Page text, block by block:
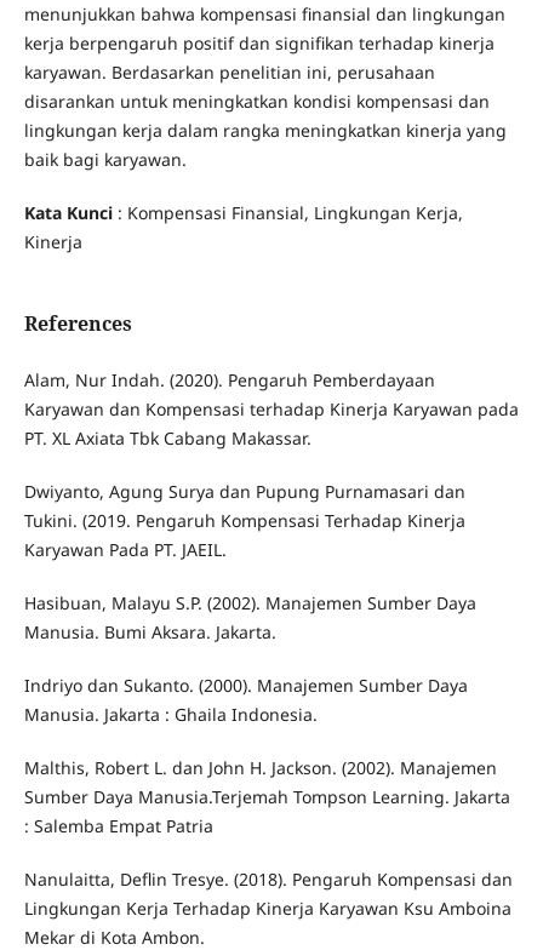
menunjukkan bahwa kompensasi finansial dan lingkungan
kerja berpengaruh positif dan signifikan terhadap kinerja
karyawan. Berdasarkan penelitian ini, perusahaan
disarankan untuk meningkatkan kondisi kompensasi dan
lingkungan kerja dalam rangka meningkatkan kinerja yang
baik bagi karyawan.
Kata Kunci : Kompensasi Finansial, Lingkungan Kerja,
Kinerja
References
Alam, Nur Indah. (2020). Pengaruh Pemberdayaan
Karyawan dan Kompensasi terhadap Kinerja Karyawan pada
PT. XL Axiata Tbk Cabang Makassar.
Dwiyanto, Agung Surya dan Pupung Purnamasari dan
Tukini. (2019. Pengaruh Kompensasi Terhadap Kinerja
Karyawan Pada PT. JAEIL.
Hasibuan, Malayu S.P. (2002). Manajemen Sumber Daya
Manusia. Bumi Aksara. Jakarta.
Indriyo dan Sukanto. (2000). Manajemen Sumber Daya
Manusia. Jakarta : Ghaila Indonesia.
Malthis, Robert L. dan John H. Jackson. (2002). Manajemen
Sumber Daya Manusia.Terjemah Tompson Learning. Jakarta
: Salemba Empat Patria
Nanulaitta, Deflin Tresye. (2018). Pengaruh Kompensasi dan
Lingkungan Kerja Terhadap Kinerja Karyawan Ksu Amboina
Mekar di Kota Ambon.